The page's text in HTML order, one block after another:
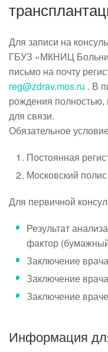
Для записи на
ГБУЗ «МКНИЦ
письмо на почту
reg@zdrav.mos.ru . В
рождения
для связи.
Обязательное
Постоянная
Московский
Для первичной
Результат
фактор
Заключение
Заключение
Заключение
Информация